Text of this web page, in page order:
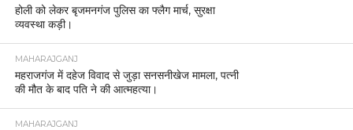
होली को लेकर बृजमनगंज पुलिस का फ्लैग मार्च, सुरक्षा
व्यवस्था कड़ी।
MAHARAJGANJ
महराजगंज में दहेज विवाद से जुड़ा सनसनीखेज मामला, पत्नी
की मौत के बाद पति ने की आत्महत्या।
MAHARAJGANJ